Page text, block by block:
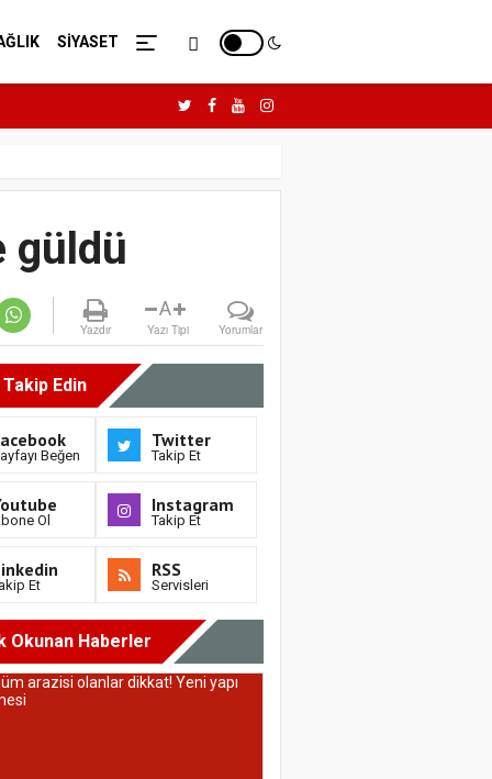
SİYASET
güldü
Yazdır
A
Yazı Tipi Yorumlar
Takip Edin
Beğen
Twitter
Takip Et
Ol
Instagram
Takip Et
Et
RSS
Servisleri
Okunan Haberler